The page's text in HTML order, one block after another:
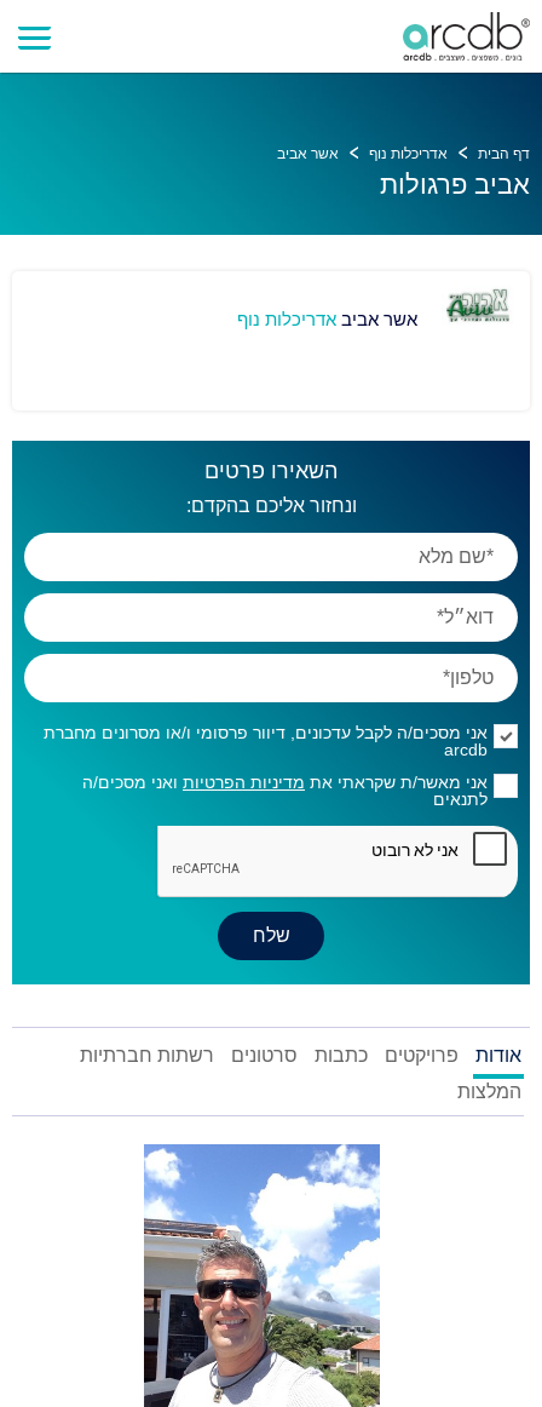
דף הבית אדריכלות נוף אשר אביב
אביב פרגולות
אשר אביב אדריכלות נוף
השאירו פרטים
ונחזור אליכם בהקדם:
אני מסכים/ה לקבל עדכונים, דיוור פרסומי ו/או מסרונים מחברת
arcdb
אני מאשר/ת שקראתי את מדיניות הפרטיות ואני מסכים/ה
לתנאים
אודות פרויקטים כתבות סרטונים
רשתות חברתיות
המלצות